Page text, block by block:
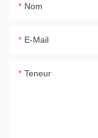
Nom
E-Mail
Teneur